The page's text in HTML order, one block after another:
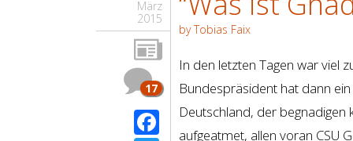
März
2015
17
Facebook
by Tobias Faix
In den letzten Tagen war viel
Bundespräsident hat dann
Deutschland, der begnadigen
aufgeatmet, allen voran CSU